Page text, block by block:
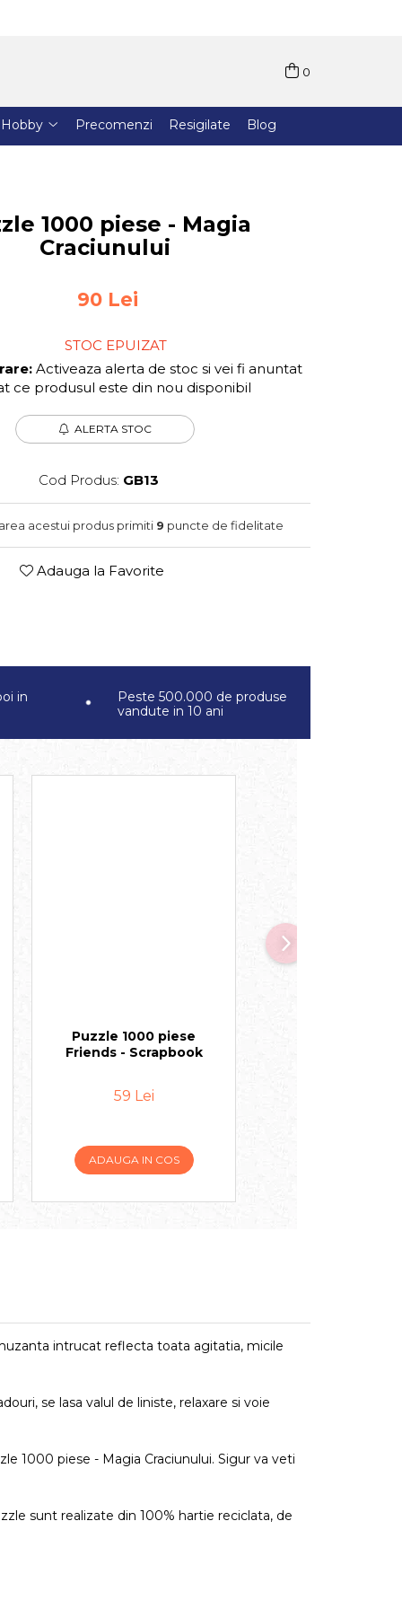
0
Hobby Precomenzi Resigilate Blog
1000 piese - Magia
Craciunului
90 Lei
STOC EPUIZAT
Activeaza alerta de stoc si vei fi anuntat
ce produsul este din nou disponibil
ALERTA STOC
Cod Produs: GB13
acestui produs primiti 9 puncte de fidelitate
Adauga la Favorite
in
Peste 500.000 de produse
vandute in 10 ani
Puzzle 1000 piese
Friends - Scrapbook
59 Lei
ADAUGA IN COS
intrucat reflecta toata agitatia, micile
se lasa valul de liniste, relaxare si voie
1000 piese - Magia Craciunului. Sigur va veti
sunt realizate din 100% hartie reciclata, de